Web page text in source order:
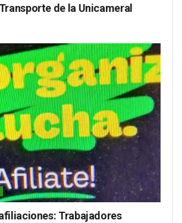
de la Unicameral
Trabajadores